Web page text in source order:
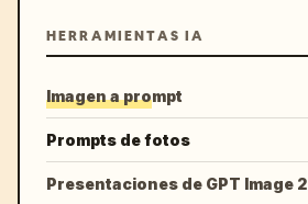
HERRAMIENTAS IA
Imagen a prompt
Prompts de fotos
Presentaciones de GPT Image 2